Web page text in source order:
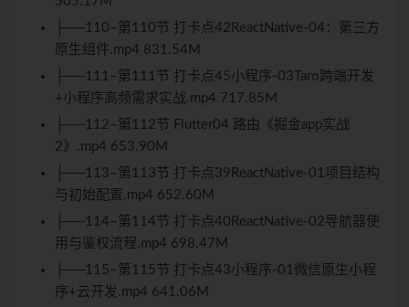
├──110–第110节 打卡点42ReactNative-04：第三方
原生组件.mp4 831.54M
├──111–第111节 打卡点45小程序-03Taro跨端开发
+小程序高频需求实战.mp4 717.85M
├──112–第112节 Flutter04 路由《掘金app实战
2》.mp4 653.90M
├──113–第113节 打卡点39ReactNative-01项目结构
与初始配置.mp4 652.60M
├──114–第114节 打卡点40ReactNative-02导航器使
用与鉴权流程.mp4 698.47M
├──115–第115节 打卡点43小程序-01微信原生小程
序+云开发.mp4 641.06M